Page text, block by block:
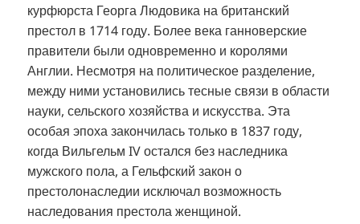
курфюрста Георга Людовика на британский
престол в 1714 году. Более века ганноверские
правители были одновременно и королями
Англии. Несмотря на политическое разделение,
между ними установились тесные связи в области
науки, сельского хозяйства и искусства. Эта
особая эпоха закончилась только в 1837 году,
когда Вильгельм IV остался без наследника
мужского пола, а Гельфский закон о
престолонаследии исключал возможность
наследования престола женщиной.